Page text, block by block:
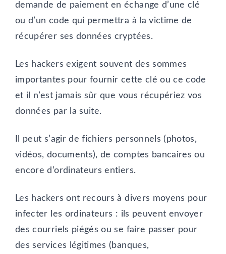
demande de paiement en échange d’une clé
ou d’un code qui permettra à la victime de
récupérer ses données cryptées.
Les hackers exigent souvent des sommes
importantes pour fournir cette clé ou ce code
et il n’est jamais sûr que vous récupériez vos
données par la suite.
Il peut s’agir de fichiers personnels (photos,
vidéos, documents), de comptes bancaires ou
encore d’ordinateurs entiers.
Les hackers ont recours à divers moyens pour
infecter les ordinateurs : ils peuvent envoyer
des courriels piégés ou se faire passer pour
des services légitimes (banques,